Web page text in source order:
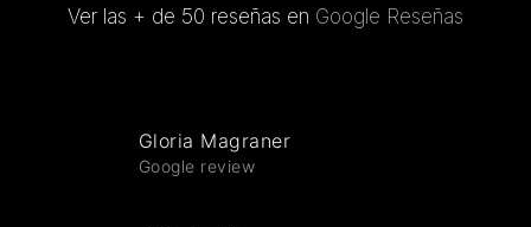
Ver las + de 50 reseñas en Google Reseñas
Gloria Magraner
Google review